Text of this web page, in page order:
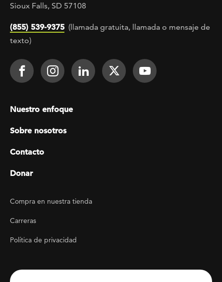
Sioux Falls, SD 57108
(855) 539-9375 (llamada gratuita, llamada o mensaje de
texto)
Footer Social
Face It TOGETHER on Facebook
Face It TOGETHER on
Face It TOGETHER on
Face ItFace It
Footer menu
Nuestro enfoque
Sobre nosotros
Contacto
Donar
Footer Utility
Compra en nuestra tienda
Carreras
Política de privacidad